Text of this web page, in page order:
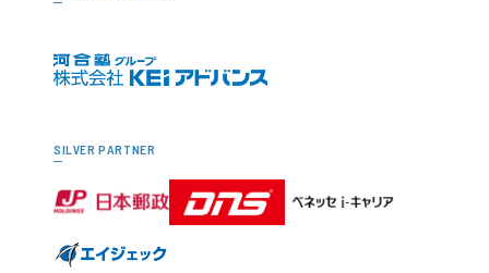
SILVER PARTNER